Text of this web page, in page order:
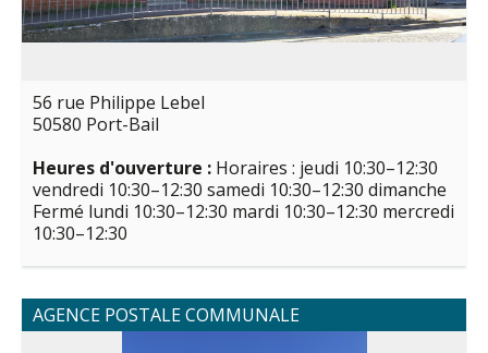
56 rue Philippe Lebel
50580 Port-Bail
Heures d'ouverture : Horaires : jeudi 10:30–12:30
vendredi 10:30–12:30 samedi 10:30–12:30 dimanche
Fermé lundi 10:30–12:30 mardi 10:30–12:30 mercredi
10:30–12:30
AGENCE POSTALE COMMUNALE